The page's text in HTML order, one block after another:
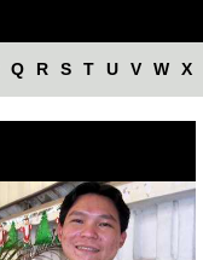
Q R S T U V W X